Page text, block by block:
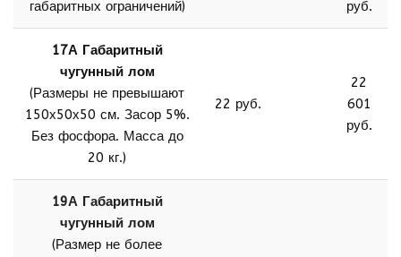
габаритных ограничений)
руб.
17А Габаритный
чугунный лом
(Размеры не превышают
150х50х50 см. Засор 5%.
Без фосфора. Масса до
20 кг.)
22 руб.
22
601
руб.
19А Габаритный
чугунный лом
(Размер не более